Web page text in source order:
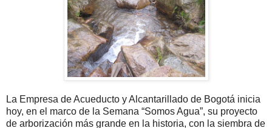
La Empresa de Acueducto y Alcantarillado de Bogotá inicia
hoy, en el marco de la Semana “Somos Agua”, su proyecto
de arborización más grande en la historia, con la siembra de